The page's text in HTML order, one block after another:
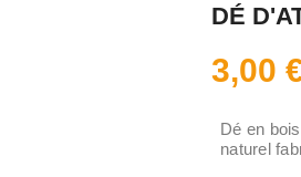
DÉ
3,00
Dé en
naturel